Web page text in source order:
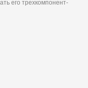
его трехкомпонент-